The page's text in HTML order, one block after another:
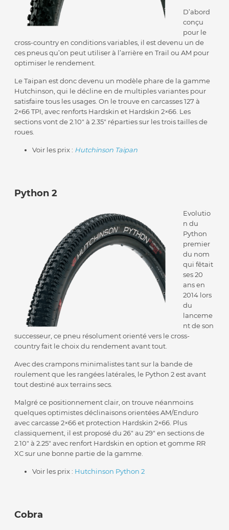
D’abord
conçu
pour le
cross-country en conditions variables, il est devenu un de
ces pneus qu’on peut utiliser à l’arrière en Trail ou AM pour
optimiser le rendement.
Le Taipan est donc devenu un modèle phare de la gamme
Hutchinson, qui le décline en de multiples variantes pour
satisfaire tous les usages. On le trouve en carcasses 127 à
2×66 TPI, avec renforts Hardskin et Hardskin 2×66. Les
sections vont de 2.10″ à 2.35″ réparties sur les trois tailles de
roues.
Voir les prix : Hutchinson Taipan
Python 2
Evolutio
n du
Python
premier
du nom
qui fêtait
ses 20
ans en
2014 lors
du
lanceme
nt de son
successeur, ce pneu résolument orienté vers le cross-
country fait le choix du rendement avant tout.
Avec des crampons minimalistes tant sur la bande de
roulement que les rangées latérales, le Python 2 est avant
tout destiné aux terrains secs.
Malgré ce positionnement clair, on trouve néanmoins
quelques optimistes déclinaisons orientées AM/Enduro
avec carcasse 2×66 et protection Hardskin 2×66. Plus
classiquement, il est proposé du 26″ au 29″ en sections de
2.10″ à 2.25″ avec renfort Hardskin en option et gomme RR
XC sur une bonne partie de la gamme.
Voir les prix : Hutchinson Python 2
Cobra